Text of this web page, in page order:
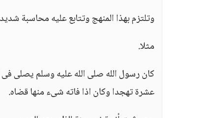
وتلتزم بهذا المنهج وتتابع عليه محاسبة
مثلا.
كان رسول الله صلى الله عليه وسلم يصلى
عشرة تهجدا وكان اذا فاته شىء منها قضاه.